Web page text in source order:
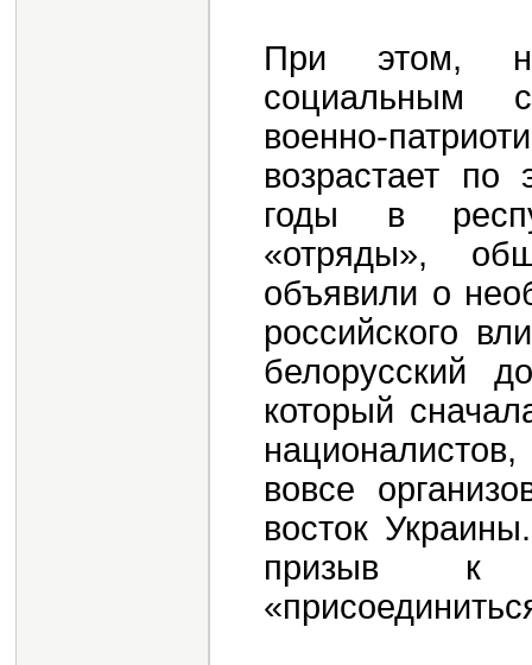
При этом,
социальным
военно-
возрастает по
годы в
«отряды»,
объявили о
российского
белорусский
который
вовсе
восток
призыв к